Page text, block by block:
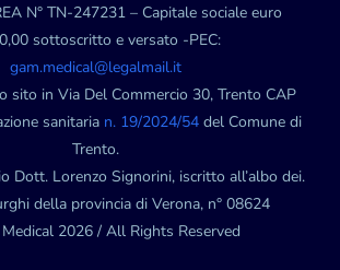
N° TN-247231 – Capitale sociale euro
sottoscritto e versato -PEC:
gam.medical@legalmail.it
sito in Via Del Commercio 30, Trento CAP
sanitaria n. 19/2024/54 del Comune di
Trento.
Dott. Lorenzo Signorini, iscritto all’albo dei.
della provincia di Verona, n° 08624
2026 / All Rights Reserved